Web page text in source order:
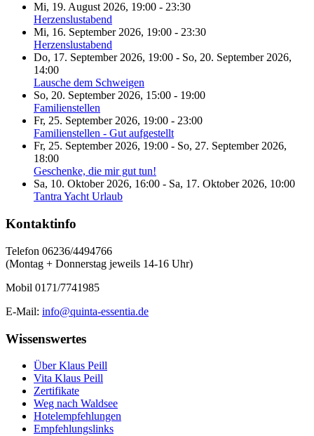
Mi, 19. August 2026, 19:00 - 23:30
Herzenslustabend
Mi, 16. September 2026, 19:00 - 23:30
Herzenslustabend
Do, 17. September 2026, 19:00 - So, 20. September 2026,
14:00
Lausche dem Schweigen
So, 20. September 2026, 15:00 - 19:00
Familienstellen
Fr, 25. September 2026, 19:00 - 23:00
Familienstellen - Gut aufgestellt
Fr, 25. September 2026, 19:00 - So, 27. September 2026,
18:00
Geschenke, die mir gut tun!
Sa, 10. Oktober 2026, 16:00 - Sa, 17. Oktober 2026, 10:00
Tantra Yacht Urlaub
Kontaktinfo
Telefon 06236/4494766
(Montag + Donnerstag jeweils 14-16 Uhr)
Mobil 0171/7741985
E-Mail: info@quinta-essentia.de
Wissenswertes
Über Klaus Peill
Vita Klaus Peill
Zertifikate
Weg nach Waldsee
Hotelempfehlungen
Empfehlungslinks